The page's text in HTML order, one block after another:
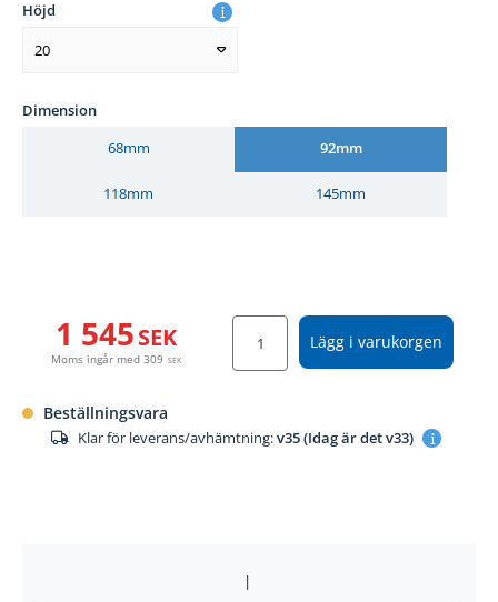
Höjd
20
Dimension
68mm 92mm
118mm 145mm
Lägg i varukorgen
1 545SEK
Moms ingår med 309 SEK
Beställningsvara
Klar för leverans/avhämtning:v35 (Idag är det v33)